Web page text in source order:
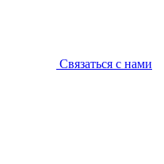
Связаться с нами